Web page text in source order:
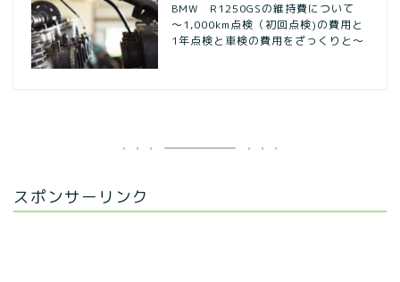
BMW R1250GSの維持費について
～1,000km点検（初回点検)の費用と
1年点検と車検の費用をざっくりと～
スポンサーリンク